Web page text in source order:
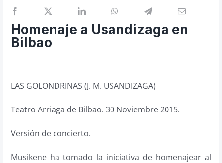
Entrevistas
Recomendación
Cosas de Beckmesser
Buscar:
Homenaje a Usandizaga en
Bilbao
LAS GOLONDRINAS (J. M. USANDIZAGA)
Teatro Arriaga de Bilbao. 30 Noviembre 2015.
Versión de concierto.
Musikene ha tomado la iniciativa de homenajear al